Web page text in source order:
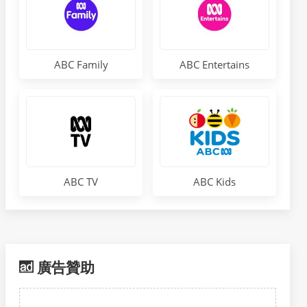
ABC Family ABC Entertains
ABC TV ABC Kids
廣告贊助